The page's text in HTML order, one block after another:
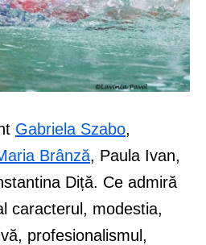
Gabriela Szabo,
Brânză, Paula Ivan,
Diță. Ce admiră
caracterul, modestia,
profesionalismul,